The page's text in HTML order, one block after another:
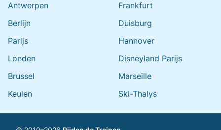
Antwerpen
Berlijn
Parijs
Londen
Brussel
Keulen
Frankfurt
Duisburg
Hannover
Disneyland Parijs
Marseille
Ski-Thalys